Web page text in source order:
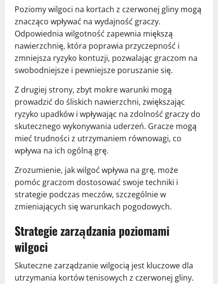
Poziomy wilgoci na kortach z czerwonej gliny mogą
znacząco wpływać na wydajność graczy.
Odpowiednia wilgotność zapewnia miększą
nawierzchnię, która poprawia przyczepność i
zmniejsza ryzyko kontuzji, pozwalając graczom na
swobodniejsze i pewniejsze poruszanie się.
Z drugiej strony, zbyt mokre warunki mogą
prowadzić do śliskich nawierzchni, zwiększając
ryzyko upadków i wpływając na zdolność graczy do
skutecznego wykonywania uderzeń. Gracze mogą
mieć trudności z utrzymaniem równowagi, co
wpływa na ich ogólną grę.
Zrozumienie, jak wilgoć wpływa na grę, może
pomóc graczom dostosować swoje techniki i
strategie podczas meczów, szczególnie w
zmieniających się warunkach pogodowych.
Strategie zarządzania poziomami
wilgoci
Skuteczne zarządzanie wilgocią jest kluczowe dla
utrzymania kortów tenisowych z czerwonej gliny.